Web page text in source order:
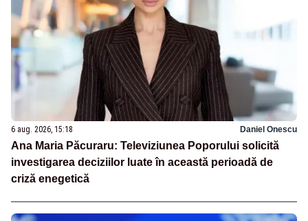
6 aug. 2026, 15:18 Daniel Onescu
Ana Maria Păcuraru: Televiziunea Poporului solicită
investigarea deciziilor luate în această perioadă de
criză enegetică